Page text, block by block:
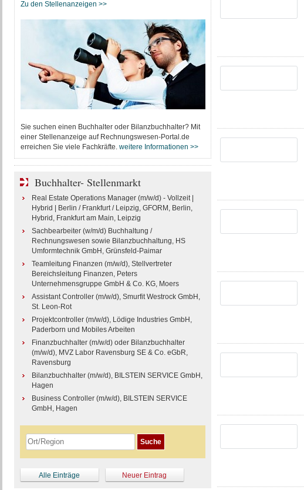
Zu den Stellenanzeigen >>
Sie suchen einen Buchhalter oder Bilanzbuchhalter? Mit
einer Stellenanzeige auf Rechnungswesen-Portal.de
erreichen Sie viele Fachkräfte. weitere Informationen >>
Buchhalter- Stellenmarkt
Real Estate Operations Manager (m/w/d) - Vollzeit |
Hybrid | Berlin / Frankfurt / Leipzig, GFORM, Berlin,
Hybrid, Frankfurt am Main, Leipzig
Sachbearbeiter (w/m/d) Buchhaltung /
Rechnungswesen sowie Bilanzbuchhaltung, HS
Umformtechnik GmbH, Grünsfeld-Paimar
Teamleitung Finanzen (m/w/d), Stellvertreter
Bereichsleitung Finanzen, Peters
Unternehmensgruppe GmbH & Co. KG, Moers
Assistant Controller (m/w/d), Smurfit Westrock GmbH,
St. Leon-Rot
Projektcontroller (m/w/d), Lödige Industries GmbH,
Paderborn und Mobiles Arbeiten
Finanzbuchhalter (m/w/d) oder Bilanzbuchhalter
(m/w/d), MVZ Labor Ravensburg SE & Co. eGbR,
Ravensburg
Bilanzbuchhalter (m/w/d), BILSTEIN SERVICE GmbH,
Hagen
Business Controller (m/w/d), BILSTEIN SERVICE
GmbH, Hagen
Alle Einträge Neuer Eintrag